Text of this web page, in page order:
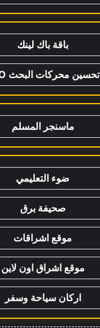
باقة باك لينك
تحسين محركات البحث SEO
ماسنجر المسلم
ضوء التعليمي
صحيفة برق
موقع اشراقات
موقع اشراق اون لاين
اركان سياحة وسفر